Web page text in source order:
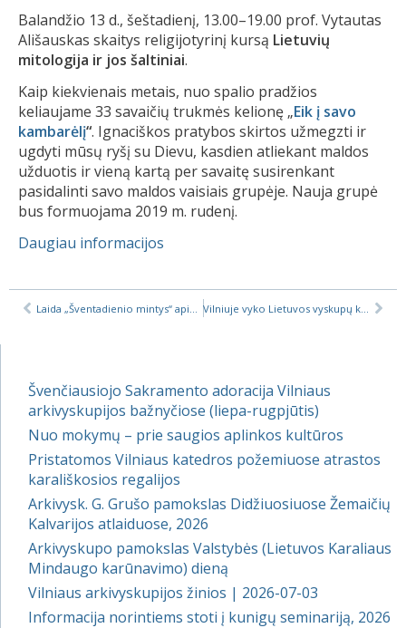
Balandžio 13 d., šeštadienį, 13.00–19.00 prof. Vytautas
Ališauskas skaitys religijotyrinį kursą Lietuvių
mitologija ir jos šaltiniai.
Kaip kiekvienais metais, nuo spalio pradžios
keliaujame 33 savaičių trukmės kelionę „Eik į savo
kambarėlį“. Ignaciškos pratybos skirtos užmegzti ir
ugdyti mūsų ryšį su Dievu, kasdien atliekant maldos
užduotis ir vieną kartą per savaitę susirenkant
pasidalinti savo maldos vaisiais grupėje. Nauja grupė
bus formuojama 2019 m. rudenį.
Daugiau informacijos
Švenčiausiojo Sakramento adoracija Vilniaus
arkivyskupijos bažnyčiose (liepa-rugpjūtis)
Nuo mokymų – prie saugios aplinkos kultūros
Pristatomos Vilniaus katedros požemiuose atrastos
karališkosios regalijos
Arkivysk. G. Grušo pamokslas Didžiuosiuose Žemaičių
Kalvarijos atlaiduose, 2026
Arkivyskupo pamokslas Valstybės (Lietuvos Karaliaus
Mindaugo karūnavimo) dieną
Vilniaus arkivyskupijos žinios | 2026-07-03
Informacija norintiems stoti į kunigų seminariją, 2026